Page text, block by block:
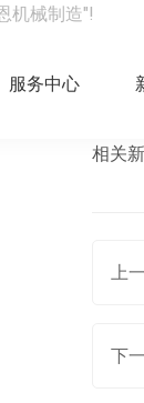
机械制造"!
服务中心
相关
上
下